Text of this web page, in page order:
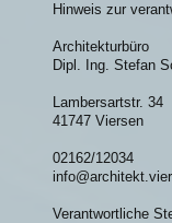
Hinweis zur
Architekturbüro
Dipl. Ing. Stefan
Lambersartstr. 34
41747 Viersen
02162/12034
Verantwortliche